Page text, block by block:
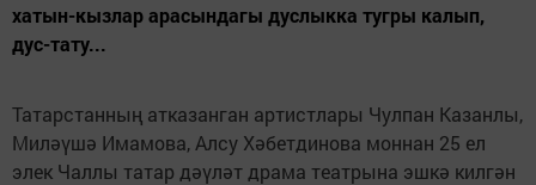
хатын-кызлар арасындагы дуслыкка тугры калып,
дус-тату...
Татарстанның атказанган артистлары Чулпан Казанлы,
Миләүшә Имамова, Алсу Хәбетдинова моннан 25 ел
элек Чаллы татар дәүләт драма театрына эшкә килгән